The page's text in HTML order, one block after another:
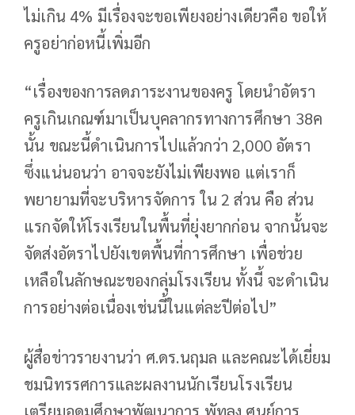
ไม่เกิน 4% มีเรื่องจะขอเพียงอย่างเดียวคือ ขอให้
ครูอย่าก่อหนี้เพิ่มอีก
“เรื่องของการลดภาระงานของครู โดยนำอัตรา
ครูเกินเกณฑ์มาเป็นบุคลากรทางการศึกษา 38ค
นั้น ขณะนี้ดำเนินการไปแล้วกว่า 2,000 อัตรา
ซึ่งแน่นอนว่า อาจจะยังไม่เพียงพอ แต่เราก็
พยายามที่จะบริหารจัดการ ใน 2 ส่วน คือ ส่วน
แรกจัดให้โรงเรียนในพื้นที่ยุ่งยากก่อน จากนั้นจะ
จัดส่งอัตราไปยังเขตพื้นที่การศึกษา เพื่อช่วย
เหลือในลักษณะของกลุ่มโรงเรียน ทั้งนี้ จะดำเนิน
การอย่างต่อเนื่องเช่นนี้ในแต่ละปีต่อไป”
ผู้สื่อข่าวรายงานว่า ศ.ดร.นฤมล และคณะได้เยี่ยม
ชมนิทรรศการและผลงานนักเรียนโรงเรียน